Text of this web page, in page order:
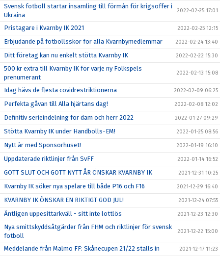
Svensk fotboll startar insamling till förmån för krigsoffer i
Ukraina
2022-02-25 17:01
Pristagare i Kvarnby IK 2021 2022-02-25 12:15
Erbjudande på fotbollsskor för alla Kvarnbymedlemmar 2022-02-24 13:40
Ditt företag kan nu enkelt stötta Kvarnby IK 2022-02-22 15:30
500 kr extra till Kvarnby IK för varje ny Folkspels
prenumerant
2022-02-13 15:08
Idag hävs de flesta covidrestriktionerna 2022-02-09 06:25
Perfekta gåvan till Alla hjärtans dag! 2022-02-08 12:02
Definitiv serieindelning för dam och herr 2022 2022-01-27 09:29
Stötta Kvarnby IK under Handbolls-EM! 2022-01-25 08:56
Nytt år med Sponsorhuset! 2022-01-19 16:10
Uppdaterade riktlinjer från SvFF 2022-01-14 16:52
GOTT SLUT OCH GOTT NYTT ÅR ÖNSKAR KVARNBY IK 2021-12-31 10:25
Kvarnby IK söker nya spelare till både P16 och F16 2021-12-29 16:40
KVARNBY IK ÖNSKAR EN RIKTIGT GOD JUL! 2021-12-24 07:55
Äntligen uppesittarkväll - sitt inte lottlös 2021-12-23 12:30
Nya smittskyddsåtgärder från FHM och riktlinjer för svensk
fotboll
2021-12-22 15:00
Meddelande från Malmö FF: Skånecupen 21/22 ställs in 2021-12-17 11:23